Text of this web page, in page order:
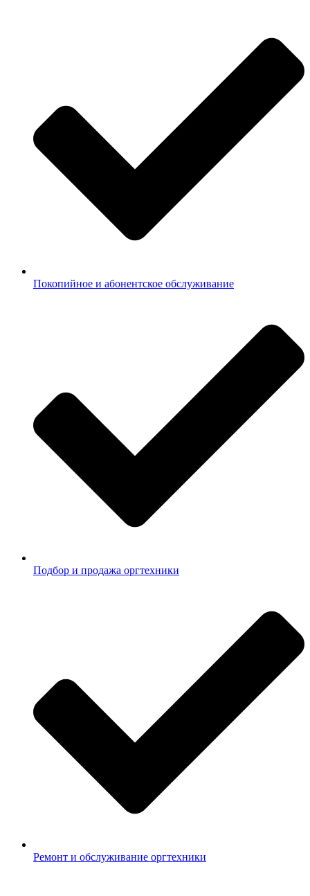
Покопийное и абонентское обслуживание
Подбор и продажа оргтехники
Ремонт и обслуживание оргтехники